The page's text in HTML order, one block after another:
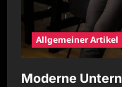
Allgemeiner Artikel
Moderne